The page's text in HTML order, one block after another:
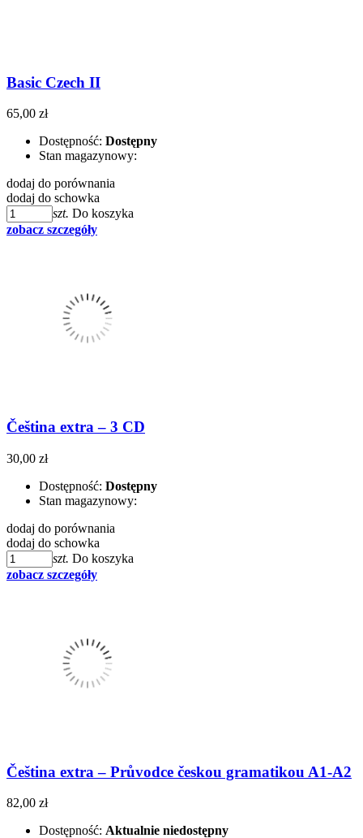
Basic Czech II
65,00 zł
Dostępność: Dostępny
Stan magazynowy:
dodaj do porównania
dodaj do schowka
szt. Do koszyka
zobacz szczegóły
Čeština extra – 3 CD
30,00 zł
Dostępność: Dostępny
Stan magazynowy:
dodaj do porównania
dodaj do schowka
szt. Do koszyka
zobacz szczegóły
Čeština extra – Průvodce českou gramatikou A1-A2
82,00 zł
Dostępność: Aktualnie niedostępny